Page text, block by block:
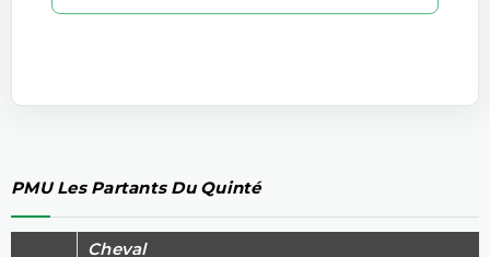
PMU Les Partants Du Quinté
Cheval